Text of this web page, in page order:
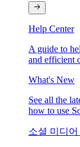
Help Center
A guide to
and efficient
What's New
See all the
how to use
소셜 미디